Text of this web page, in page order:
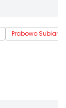
Prabowo Subianto